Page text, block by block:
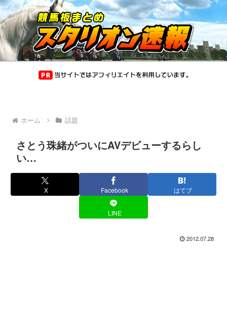
ホーム 話題
さとう珠緒がついにAVデビューするらし
い…
X Facebook はてブ
LINE
2012.07.28